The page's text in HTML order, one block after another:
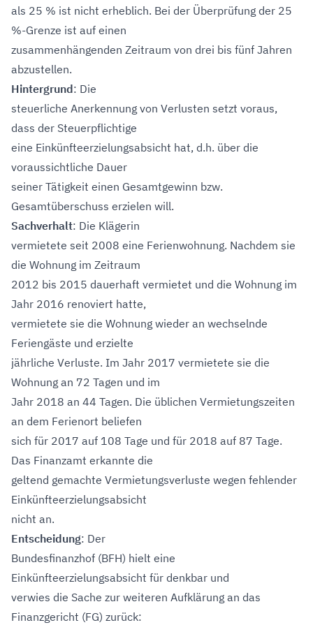
als 25 % ist nicht erheblich. Bei der Überprüfung der 25
%-Grenze ist auf einen
zusammenhängenden Zeitraum von drei bis fünf Jahren
abzustellen.
Hintergrund: Die
steuerliche Anerkennung von Verlusten setzt voraus,
dass der Steuerpflichtige
eine Einkünfteerzielungsabsicht hat, d.h. über die
voraussichtliche Dauer
seiner Tätigkeit einen Gesamtgewinn bzw.
Gesamtüberschuss erzielen will.
Sachverhalt: Die Klägerin
vermietete seit 2008 eine Ferienwohnung. Nachdem sie
die Wohnung im Zeitraum
2012 bis 2015 dauerhaft vermietet und die Wohnung im
Jahr 2016 renoviert hatte,
vermietete sie die Wohnung wieder an wechselnde
Feriengäste und erzielte
jährliche Verluste. Im Jahr 2017 vermietete sie die
Wohnung an 72 Tagen und im
Jahr 2018 an 44 Tagen. Die üblichen Vermietungszeiten
an dem Ferienort beliefen
sich für 2017 auf 108 Tage und für 2018 auf 87 Tage.
Das Finanzamt erkannte die
geltend gemachte Vermietungsverluste wegen fehlender
Einkünfteerzielungsabsicht
nicht an.
Entscheidung: Der
Bundesfinanzhof (BFH) hielt eine
Einkünfteerzielungsabsicht für denkbar und
verwies die Sache zur weiteren Aufklärung an das
Finanzgericht (FG) zurück: